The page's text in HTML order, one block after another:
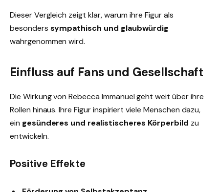
Dieser Vergleich zeigt klar, warum ihre Figur als
besonders sympathisch und glaubwürdig
wahrgenommen wird.
Einfluss auf Fans und Gesellschaft
Die Wirkung von Rebecca Immanuel geht weit über ihre
Rollen hinaus. Ihre Figur inspiriert viele Menschen dazu,
ein gesünderes und realistischeres Körperbild zu
entwickeln.
Positive Effekte